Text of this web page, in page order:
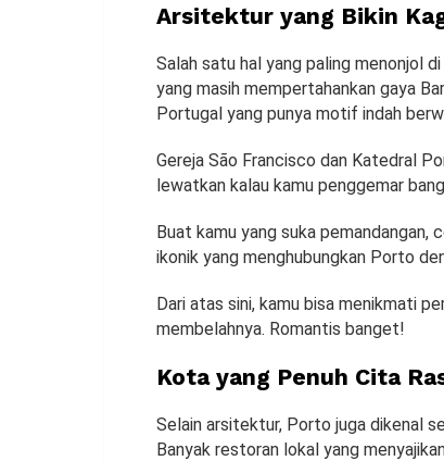
Arsitektur yang Bikin
Salah satu hal yang paling menonjol
yang masih mempertahankan gaya
Portugal yang punya motif indah
Gereja São Francisco dan Katedral
lewatkan kalau kamu penggemar
Buat kamu yang suka pemandangan,
ikonik yang menghubungkan Porto
Dari atas sini, kamu bisa menikmati
membelahnya. Romantis banget!
Kota yang Penuh Cita
Selain arsitektur, Porto juga dikenal
Banyak restoran lokal yang